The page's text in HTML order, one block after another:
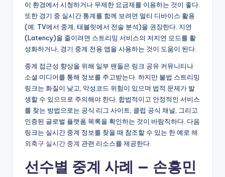
이 환경에서 시청하거나 무제한 요금제를 이용하는 것이 좋다.
또한 경기 중 실시간 통계를 함께 보려면 멀티 디바이스 활용
(예: TV에서 중계, 태블릿에서 전술 분석)을 권장한다. 지연
(Latency)을 줄이려면 스트리밍 서비스의 저지연 모드를 활
성화하거나, 경기 중계 전용 앱을 사용하는 것이 도움이 된다.
중계 접근성 향상을 위해 일부 팬들은 링크 공유 커뮤니티나
소셜 미디어를 통해 정보를 주고받는다. 하지만 불법 스트리밍
링크는 화질이 낮고, 악성코드 위험이 있으며 법적 문제가 발
생할 수 있으므로 주의해야 한다. 합법적이고 안정적인 서비스
를 찾는 방법으로는 공식 리그 사이트, 클럽 공식 채널, 그리고
인증된 글로벌 플랫폼 목록을 확인하는 것이 바람직하다. 다음
링크는 실시간 중계 정보를 찾을 때 참조할 수 있는 한 예로 해
외축구 실시간 중계 관련 리소스를 제공한다.
선수별 중계 사례 — 손흥민